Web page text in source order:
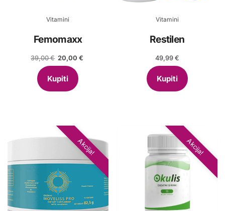
Vitamini
Femomaxx
39,00€ Izvorna
cijena
bila
je:
39,00 €.
20,00€
Kupiti
Vitamini
Restilen
49,99 €
Kupiti
Akcija! Akcija!